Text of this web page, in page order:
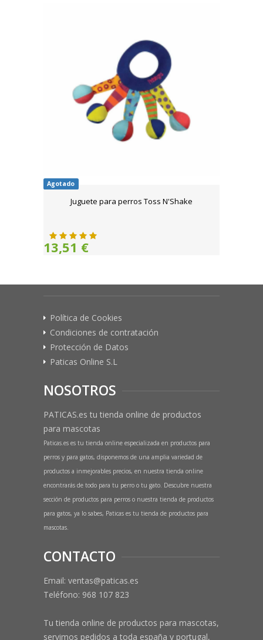
Agotado
Juguete para perros Toss N'Shake
13,51 €
Política de Cookies
Condiciones de contratación
Protección de Datos
Paticas Online S.L
NOSOTROS
PATICAS.es tu tienda online de productos
para mascotas
Paticas.es es tu tienda online especializada en productos para
perros y para gatos, disponemos de una amplia variedad de
productos a inmejorables precios, en nuestra tienda online
encontrarás de todo para tu perro o tu gato. Descubre nuestra
sección de productos para perros o nuestra tienda de productos
para gatos, ya lo sabes, Paticas es tu tienda de productos para
mascotas.
CONTACTO
Email: ventas@paticas.es
Teléfono: 968 107 823
Tu tienda online de productos para mascotas,
servimos pedidos a toda españa y portugal,